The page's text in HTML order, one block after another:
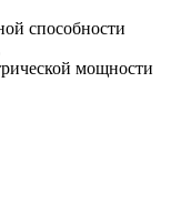
способности
мощности